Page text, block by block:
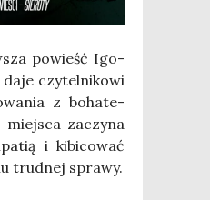
powieść Igo­
czy­tel­ni­ko­wi
z boha­te­
zaczy­na
i kibi­co­wać
trud­nej spra­wy.